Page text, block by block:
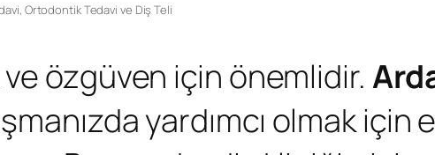
, Ortodontik Tedavi ve Diş Teli
ve özgüven için önemlidir.
yardımcı olmak için